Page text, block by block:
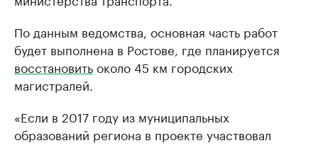
По данным ведомства, основная часть работ
будет выполнена в Ростове, где планируется
восстановитьоколо 45 км городских
магистралей.
«Если в 2017 году из муниципальных
образований региона в проекте участвовал